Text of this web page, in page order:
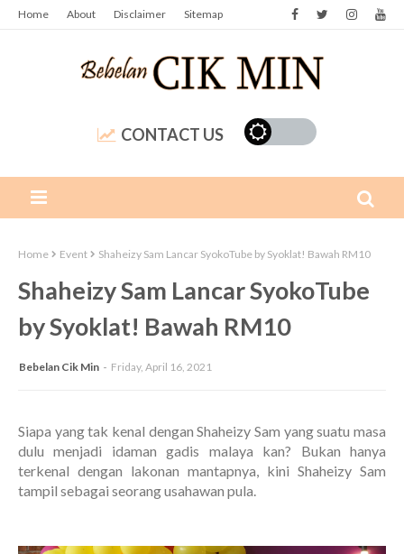
Home About Disclaimer Sitemap
CONTACT US
Home Event Shaheizy Sam Lancar SyokoTube by Syoklat! Bawah RM10
Shaheizy Sam Lancar SyokoTube
by Syoklat! Bawah RM10
Bebelan Cik Min Friday, April 16, 2021
Siapa yang tak kenal dengan Shaheizy Sam yang suatu masa
dulu menjadi idaman gadis malaya kan? Bukan hanya
terkenal dengan lakonan mantapnya, kini Shaheizy Sam
tampil sebagai seorang usahawan pula.